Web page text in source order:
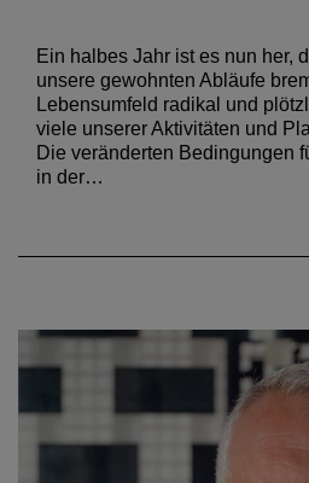
Ein halbes Jahr ist es nun her,
unsere gewohnten Abläufe
Lebensumfeld radikal und
viele unserer Aktivitäten und
Die veränderten Bedingungen
in der…